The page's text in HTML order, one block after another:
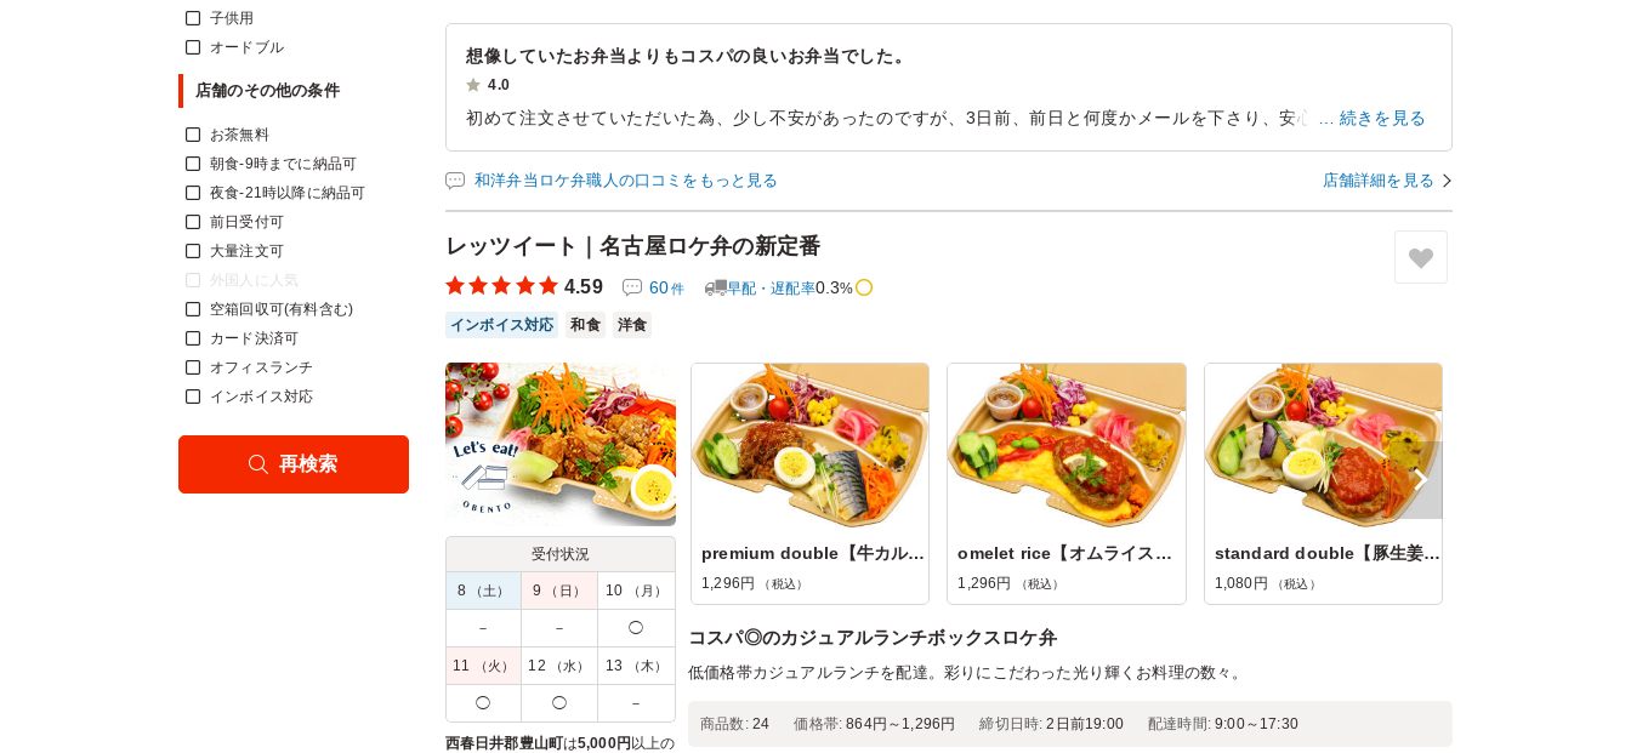
想像していたお弁当よりもコスパの良いお弁当でした。
4.0
初めて注文させていただいた為、少し不安があったのですが、3日前、前日と何度かメールを下さり、安心してお願いす
ることができました。
注文も分かりやすく戸惑うことなく出来ました。今回は職場での注文だったので支払方法を選ぶことが出来、助かりまし
た。
また、お約束の時間通りにも届けていただき、ありがとうございました。
ご利用シーン：会議・セミナー
会議
参加者の年齢： 30代～40代 男女比：女性のみ
続きを見る
和洋弁当ロケ弁職人の口コミをもっと見る 店舗詳細を見る
レッツイート｜名古屋ロケ弁の新定番
4.59 60件 早配・遅配率0.3%
インボイス対応 和食 洋食
受付状況
8 （土） 9 （日） 10 （月）
－ － ◯
11 （火） 12 （水） 13 （木）
◯ ◯ －
西春日井郡豊山町は5,000円 以上の
premium double【牛カルビ焼肉with鯖味...
1,296円 （税込）
omelet rice【オムライスwithハンバーグ】
1,296円 （税込）
standard double【豚生姜焼きwithハンバ...
1,080円 （税込）
コスパ◎のカジュアルランチボックスロケ弁
低価格帯カジュアルランチを配達。彩りにこだわった光り輝くお料理の数々。
商品数: 24 価格帯: 864円～1,296円 締切日時: 2日前19:00 配達時間: 9:00～17:30
子供用
オードブル
店舗のその他の条件
お茶無料
朝食-9時までに納品可
夜食-21時以降に納品可
前日受付可
大量注文可
外国人に人気
空箱回収可(有料含む)
カード決済可
オフィスランチ
インボイス対応
再検索